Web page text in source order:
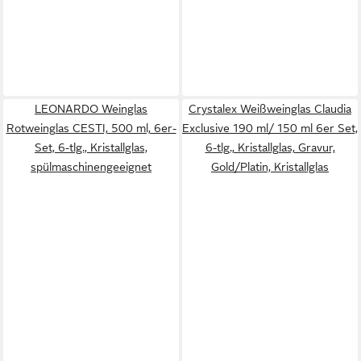
LEONARDO Weinglas
Rotweinglas CESTI, 500 ml, 6er-
Set, 6-tlg., Kristallglas,
spülmaschinengeeignet
Crystalex Weißweinglas Claudia
Exclusive 190 ml/ 150 ml 6er Set,
6-tlg., Kristallglas, Gravur,
Gold/Platin, Kristallglas